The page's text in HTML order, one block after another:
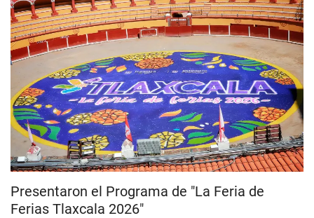
Presentaron el Programa de "La Feria de
Ferias Tlaxcala 2026"